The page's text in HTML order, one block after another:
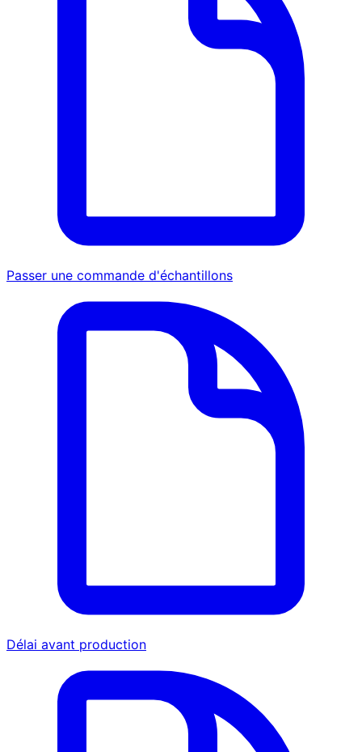
Passer une commande d'échantillons
Délai avant production